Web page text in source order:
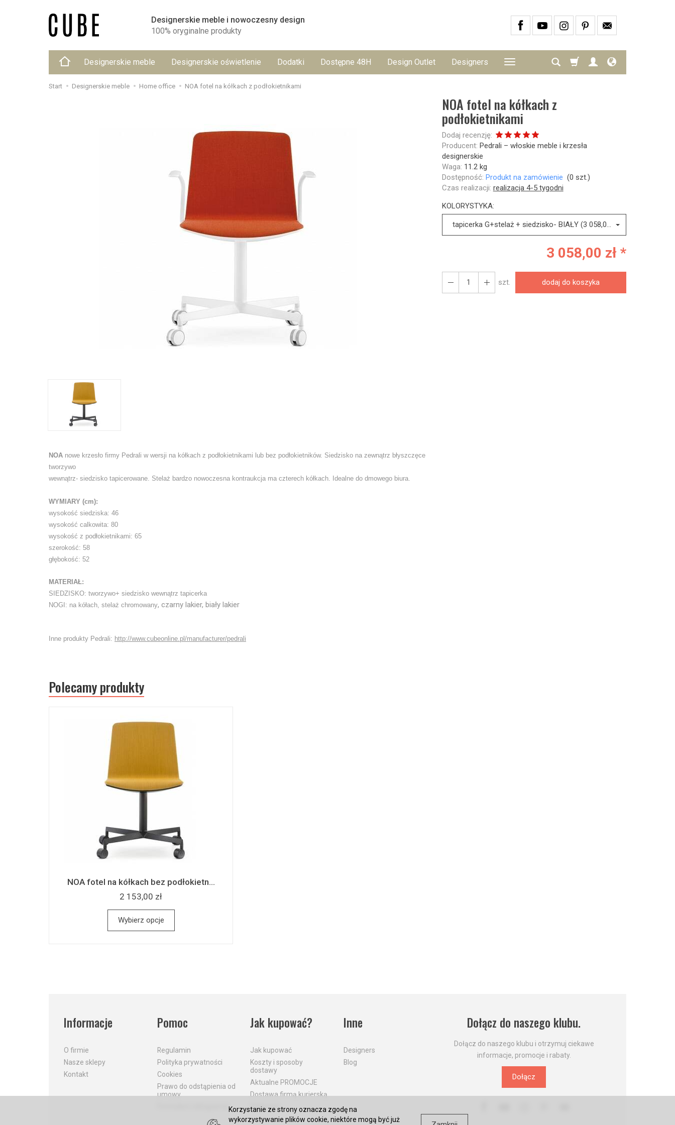
Designerskie meble i nowoczesny design
100% oryginalne produkty
Designerskie meble Designerskie oświetlenie Dodatki Dostępne 48H Design Outlet Designers
Start Designerskie meble Home office NOA fotel na kółkach z podłokietnikami
NOA fotel na kółkach z
podłokietnikami
Dodaj recenzję:
Producent: Pedrali – włoskie meble i krzesła
designerskie
Waga: 11.2kg
Dostępność: Produkt na zamówienie (0 szt.)
Czas realizacji: realizacja 4-5 tygodni
KOLORYSTYKA:
tapicerka G+stelaż + siedzisko- BIAŁY (3 058,00 zł)
3 058,00 zł *
szt. dodaj do koszyka
NOA nowe krzesło firmy Pedrali w wersji na kółkach z podłokietnikami lub bez podłokietników. Siedzisko na zewnątrz błyszczęce
tworzywo
wewnątrz- siedzisko tapicerowane. Stelaż bardzo nowoczesna kontraukcja ma czterech kółkach. Idealne do dmowego biura.
WYMIARY (cm):
wysokość siedziska: 46
wysokość calkowita: 80
wysokość z podłokietnikami: 65
szerokość: 58
głębokość: 52
MATERIAŁ:
SIEDZISKO: tworzywo+ siedzisko wewnątrz tapicerka
NOGI: na kółach, stelaż chromowany, czarny lakier, biały lakier
Inne produkty Pedrali: http://www.cubeonline.pl/manufacturer/pedrali
Polecamy produkty
NOA fotel na kółkach bez podłokietn...
2 153,00 zł
Wybierz opcje
Informacje
O firmie
Nasze sklepy
Kontakt
Pomoc
Regulamin
Polityka prywatności
Cookies
Prawo do odstąpienia od
umowy
Jak kupować?
Jak kupować
Koszty i sposoby
dostawy
Aktualne PROMOCJE
Dostawa firmą kurierską
Płatności
Inne
Designers
Blog
Dołącz do naszego klubu.
Dołącz do naszego klubu i otrzymuj ciekawe
informacje, promocje i rabaty.
Dołącz
Korzystanie ze strony oznacza zgodę na
wykorzystywanie plików cookie, niektóre mogą być już